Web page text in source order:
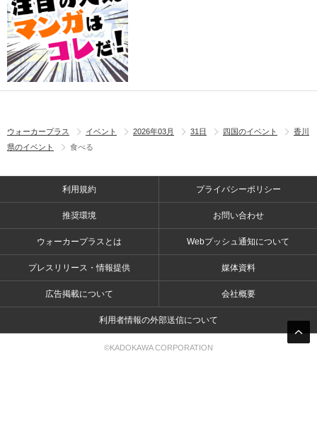
ウォーカープラス イベント 2026年03月 31日 四国のイベント
香川
県のイベント
食べる
利用規約 プライバシーポリシー
推奨環境 お問い合わせ
ウォーカープラスとは Webプッシュ通知について
プレスリリース・情報提供 媒体資料
広告掲載について 会社概要
利用者情報の外部送信について
©KADOKAWA CORPORATION